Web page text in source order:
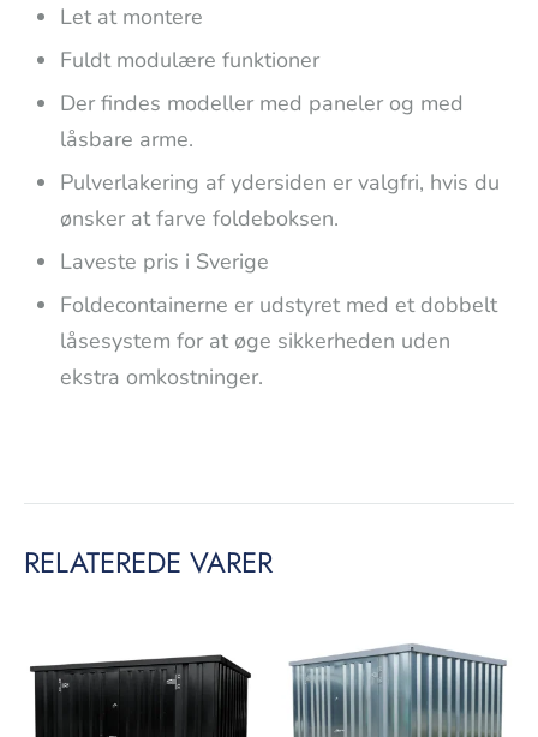
Let at montere
Fuldt modulære funktioner
Der findes modeller med paneler og med
låsbare arme.
Pulverlakering af ydersiden er valgfri, hvis du
ønsker at farve foldeboksen.
Laveste pris i Sverige
Foldecontainerne er udstyret med et dobbelt
låsesystem for at øge sikkerheden uden
ekstra omkostninger.
RELATEREDE VARER